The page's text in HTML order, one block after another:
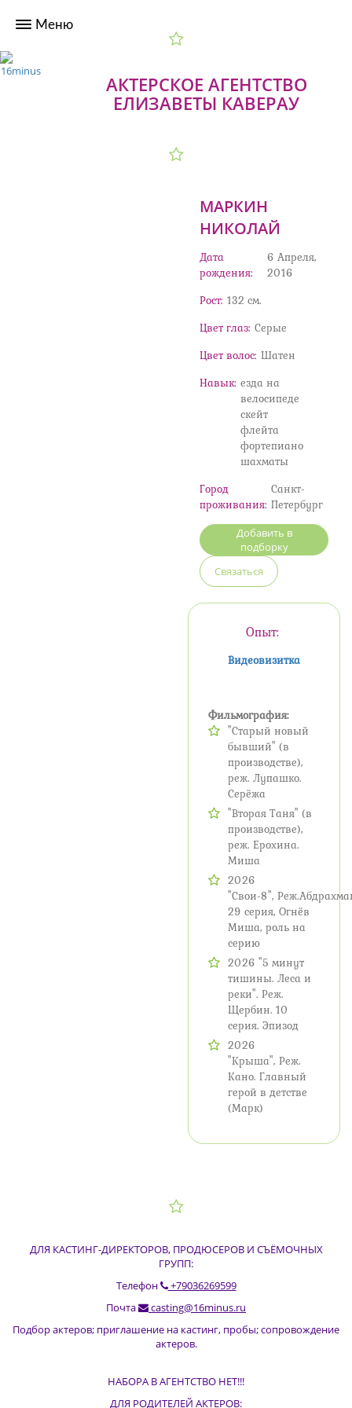
АКТЕРСКОЕ АГЕНТСТВО
ЕЛИЗАВЕТЫ КАВЕРАУ
МАРКИН
НИКОЛАЙ
Дата
рождения:
6 Апреля,
2016
Рост: 132 cм.
Цвет глаз: Серые
Цвет волос: Шатен
Навык: езда на
велосипеде
скейт
флейта
фортепиано
шахматы
Город
проживания:
Санкт-
Петербург
Добавить в
подборку
Связаться
Опыт:
Видеовизитка
Фильмография:
"Старый новый
бывший" (в
производстве),
реж. Лупашко.
Серёжа
"Вторая Таня" (в
производстве),
реж. Ерохина.
Миша
2026
"Свои-8",
29 серия, Огнёв
Миша, роль на
серию
2026 "5 минут
тишины. Леса и
реки". Реж.
Щербин. 10
серия. Эпизод
2026
"Крыша", Реж.
Кано. Главный
герой в детстве
(Марк)
ДЛЯ КАСТИНГ-ДИРЕКТОРОВ, ПРОДЮСЕРОВ И СЪЁМОЧНЫХ
ГРУПП:
Телефон
+79036269599
Почта
casting@16minus.ru
Подбор актеров; приглашение на кастинг, пробы; сопровождение
актеров.
НАБОРА В АГЕНТСТВО НЕТ!!!
ДЛЯ РОДИТЕЛЕЙ АКТЕРОВ: